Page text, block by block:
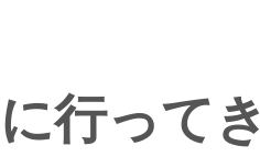
行ってき